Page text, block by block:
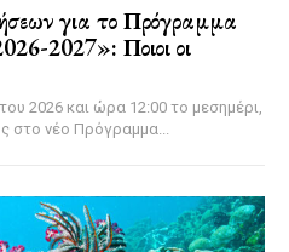
για το Πρόγραμμα
2027»: Ποιοι οι
2026 και ώρα 12:00 το μεσημέρι,
στο νέο Πρόγραμμα...